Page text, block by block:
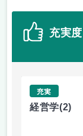
充実
充実
経営学(2)